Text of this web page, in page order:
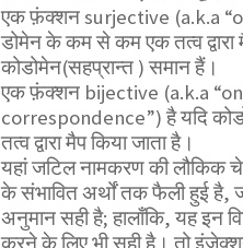
एक फ़ंक्शन surjective (a.k.a
डोमेन के कम से कम एक तत्व
कोडोमेन(सहप्रान्त ) समान हैं।
एक फ़ंक्शन bijective (a.k.a
correspondence”) है यदि
तत्व द्वारा मैप किया जाता है।
यहां जटिल नामकरण की लौकिक
के संभावित अर्थों तक फैली हुई है,
अनुमान सही है; हालाँकि, यह इन